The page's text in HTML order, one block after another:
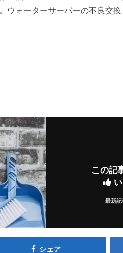
ウォーターサーバーの不良交
この記
最新記
シェア